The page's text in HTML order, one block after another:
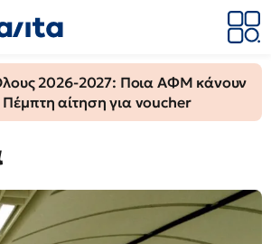
2026-2027: Ποια ΑΦΜ κάνουν
αίτηση για voucher